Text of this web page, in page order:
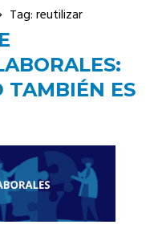
Tag: reutilizar
TAMBIÉN ES